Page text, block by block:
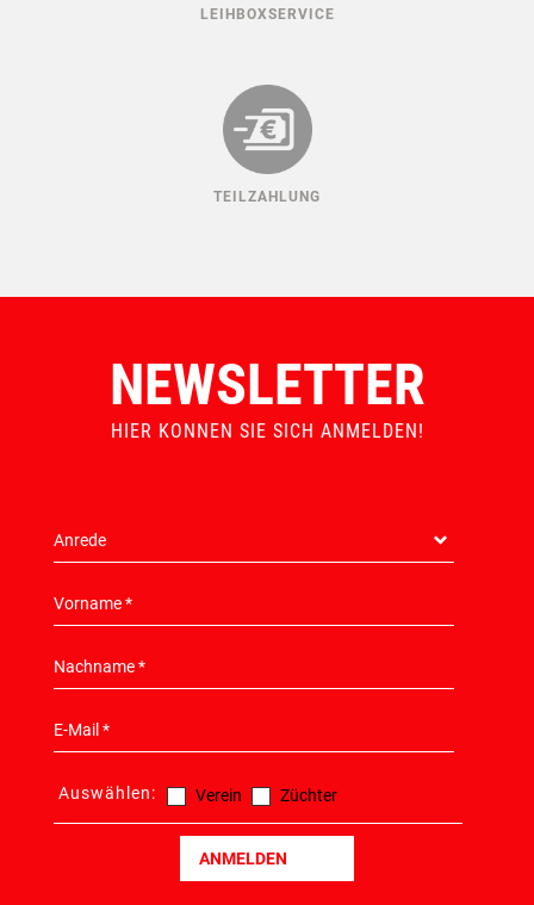
LEIHBOXSERVICE
TEILZAHLUNG
NEWSLETTER
HIER KONNEN SIE SICH ANMELDEN!
Auswählen: Verein Züchter
ANMELDEN